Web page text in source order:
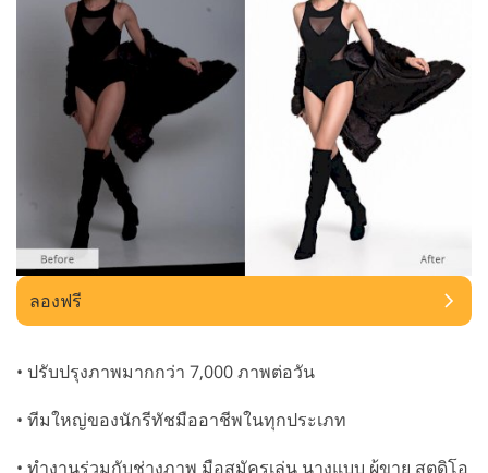
ลองฟรี
• ปรับปรุงภาพมากกว่า 7,000 ภาพต่อวัน
• ทีมใหญ่ของนักรีทัชมืออาชีพในทุกประเภท
• ทำงานร่วมกับช่างภาพ มือสมัครเล่น นางแบบ ผู้ขาย สตูดิโอ